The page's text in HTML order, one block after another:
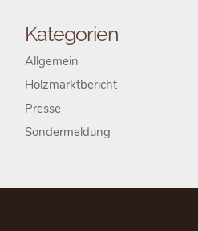
Kategorien
Allgemein
Holzmarktbericht
Presse
Sondermeldung